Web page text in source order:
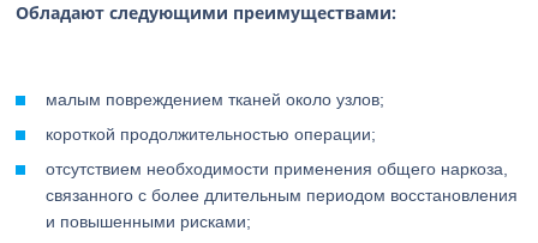
Обладают следующими преимуществами:
малым повреждением тканей около узлов;
короткой продолжительностью операции;
отсутствием необходимости применения общего наркоза,
связанного с более длительным периодом восстановления
и повышенными рисками;